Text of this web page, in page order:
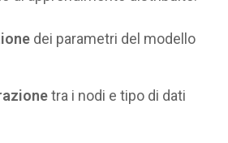
dei parametri del modello
tra i nodi e tipo di dati